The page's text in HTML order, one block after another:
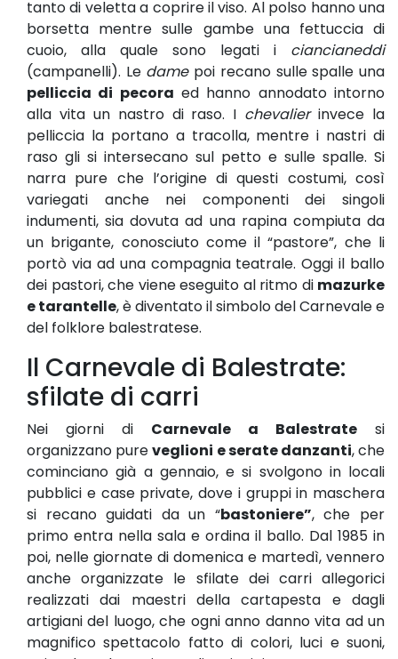
tanto di veletta a coprire il viso. Al polso hanno una
borsetta mentre sulle gambe una fettuccia di
cuoio, alla quale sono legati i ciancianeddi
(campanelli). Le damepoi recano sulle spalle una
pelliccia di pecora ed hanno annodato intorno
alla vita un nastro di raso. I chevalierinvece la
pelliccia la portano a tracolla, mentre i nastri di
raso gli si intersecano sul petto e sulle spalle. Si
narra pure che l’origine di questi costumi, così
variegati anche nei componenti dei singoli
indumenti, sia dovuta ad una rapina compiuta da
un brigante, conosciuto come il “pastore”, che li
portò via ad una compagnia teatrale. Oggi il ballo
dei pastori, che viene eseguito al ritmo di mazurke
e tarantelle, è diventato il simbolo del Carnevale e
del folklore balestratese.
Il Carnevale di Balestrate:
sfilate di carri
Nei giorni di Carnevale a Balestrate si
organizzano pureveglioni e serate danzanti, che
cominciano già a gennaio, e si svolgono in locali
pubblici e case private, dove i gruppi in maschera
si recano guidati da un “bastoniere”, che per
primo entra nella sala e ordina il ballo. Dal 1985 in
poi, nelle giornate di domenica e martedì, vennero
anche organizzate le sfilate dei carri allegorici
realizzati dai maestri della cartapesta e dagli
artigiani del luogo, che ogni anno danno vita ad un
magnifico spettacolo fatto di colori, luci e suoni,